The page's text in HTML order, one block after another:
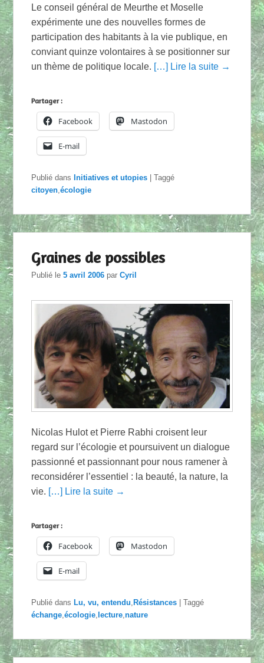
Le conseil général de Meurthe et Moselle
expérimente une des nouvelles formes de
participation des habitants à la vie publique, en
conviant quinze volontaires à se positionner sur
un thème de politique locale. […] Lire la suite →
Partager :
Facebook Mastodon
E-mail
Publié dans Initiatives et utopies |Taggé
citoyen ,écologie
Graines de possibles
Publié le5 avril 2006 parCyril
Nicolas Hulot et Pierre Rabhi croisent leur
regard sur l’écologie et poursuivent un dialogue
passionné et passionnant pour nous ramener à
reconsidérer l’essentiel : la beauté, la nature, la
vie. […] Lire la suite →
Partager :
Facebook Mastodon
E-mail
Publié dans Lu, vu, entendu Résistances |Taggé
échange ,écologie lecture ,nature